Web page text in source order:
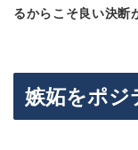
るからこそ良い決断
嫉妬をポジ